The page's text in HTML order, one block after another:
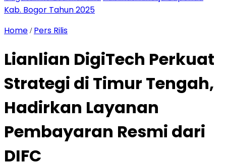
Kab. Bogor Tahun 2025
Home / Pers Rilis
Lianlian DigiTech Perkuat
Strategi di Timur Tengah,
Hadirkan Layanan
Pembayaran Resmi dari
DIFC